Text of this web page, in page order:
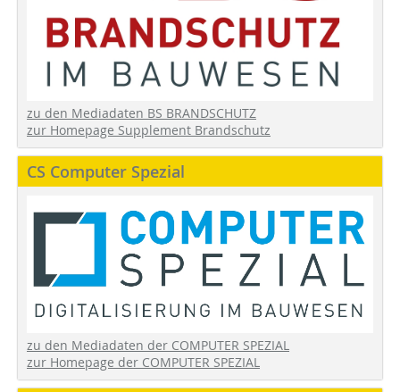
zu den Mediadaten BS BRANDSCHUTZ
zur Homepage Supplement Brandschutz
CS Computer Spezial
zu den Mediadaten der COMPUTER SPEZIAL
zur Homepage der COMPUTER SPEZIAL